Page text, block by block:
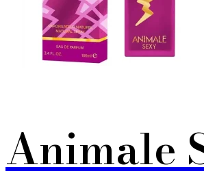
Animale